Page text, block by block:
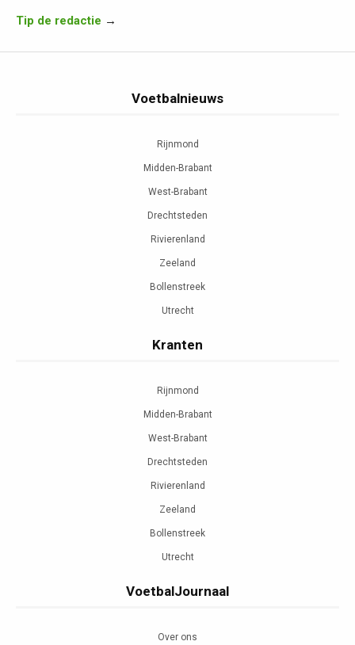
Tip de redactie →
Voetbalnieuws
Rijnmond
Midden-Brabant
West-Brabant
Drechtsteden
Rivierenland
Zeeland
Bollenstreek
Utrecht
Kranten
Rijnmond
Midden-Brabant
West-Brabant
Drechtsteden
Rivierenland
Zeeland
Bollenstreek
Utrecht
VoetbalJournaal
Over ons